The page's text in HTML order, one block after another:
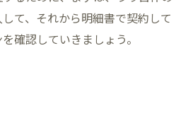
て、それから明細書で契約して
確認していきましょう。